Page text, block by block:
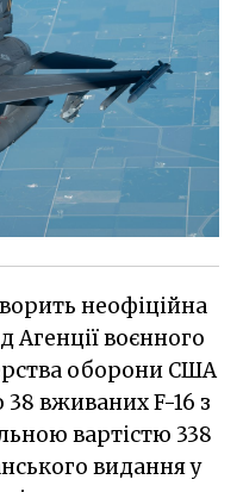
неофіційна
Агенції воєнного
оборони США
вживаних F-16 з
вартістю 338
видання у